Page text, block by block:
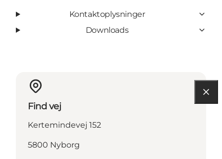
Kontaktoplysninger
Downloads
Find vej
Kertemindevej 152
5800 Nyborg